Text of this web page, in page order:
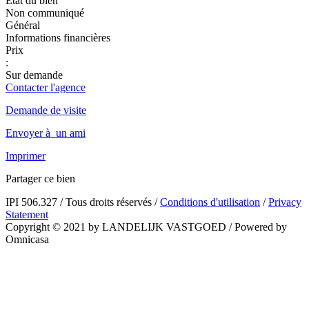
Non communiqué
Général
Informations financières
Prix
:
Sur demande
Contacter l'agence
Demande de visite
Envoyer à un ami
Imprimer
Partager ce bien
IPI 506.327 /Tous droits réservés / Conditions d'utilisation / Privacy
Statement
Copyright © 2021 by LANDELIJK VASTGOED /Powered by
Omnicasa